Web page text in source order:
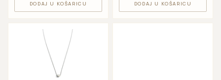
DODAJ U KOŠARICU DODAJ U KOŠARICU